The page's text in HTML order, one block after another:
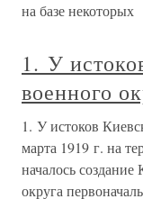
на базе некоторых
1. У
военного
1. У истоков
марта 1919 г. на
началось создание
округа